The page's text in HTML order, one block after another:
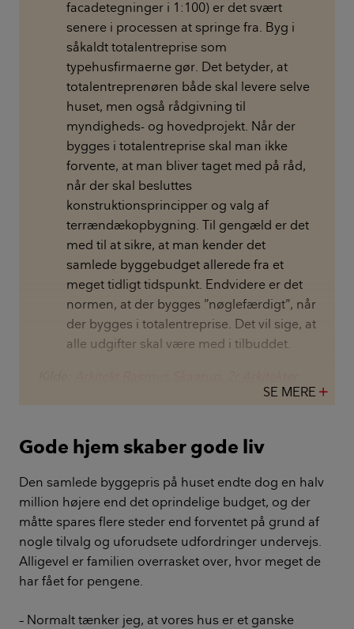
facadetegninger i 1:100) er det svært
senere i processen at springe fra. Byg i
såkaldt totalentreprise som
typehusfirmaerne gør. Det betyder, at
totalentreprenøren både skal levere selve
huset, men også rådgivning til
myndigheds- og hovedprojekt. Når der
bygges i totalentreprise skal man ikke
forvente, at man bliver taget med på råd,
når der skal besluttes
konstruktionsprincipper og valg af
terrændækopbygning. Til gengæld er det
med til at sikre, at man kender det
samlede byggebudget allerede fra et
meget tidligt tidspunkt. Endvidere er det
normen, at der bygges ”nøglefærdigt”, når
der bygges i totalentreprise. Det vil sige, at
alle udgifter skal være med i tilbuddet.
SE MERE
Gode hjem skaber gode liv
Den samlede byggepris på huset endte dog en halv
million højere end det oprindelige budget, og der
måtte spares flere steder end forventet på grund af
nogle tilvalg og uforudsete udfordringer undervejs.
Alligevel er familien overrasket over, hvor meget de
har fået for pengene.
– Normalt tænker jeg, at vores hus er et ganske